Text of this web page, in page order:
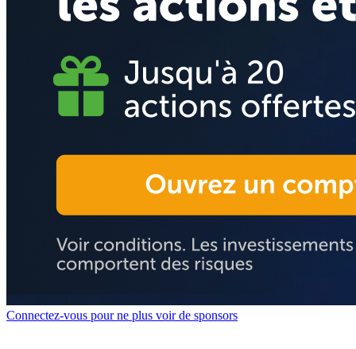
Connectez-vous pour ne plus voir de sponsors